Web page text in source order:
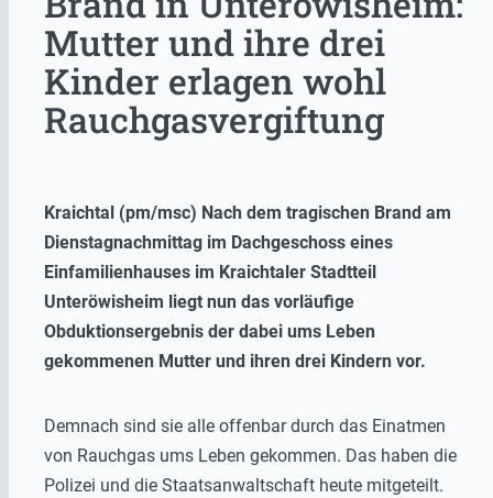
Mutter und ihre drei
Kinder erlagen wohl
Rauchgasvergiftung
Kraichtal (pm/msc) Nach dem tragischen Brand am
Dienstagnachmittag im Dachgeschoss eines
Einfamilienhauses im Kraichtaler Stadtteil
Unteröwisheim liegt nun das vorläufige
Obduktionsergebnis der dabei ums Leben
gekommenen Mutter und ihren drei Kindern vor.
Demnach sind sie alle offenbar durch das Einatmen
von Rauchgas ums Leben gekommen. Das haben die
Polizei und die Staatsanwaltschaft heute mitgeteilt.